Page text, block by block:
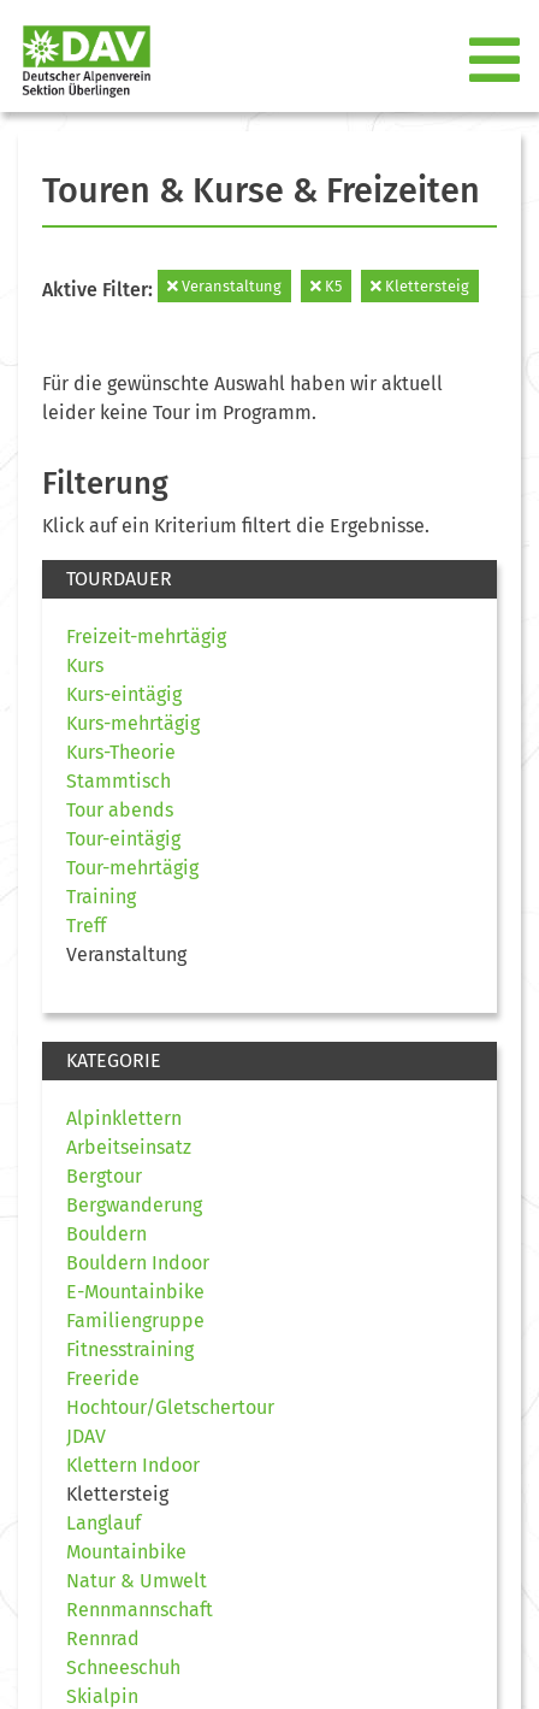
Touren & Kurse & Freizeiten
Aktive Filter: Veranstaltung K5 Klettersteig
Für die gewünschte Auswahl haben wir aktuell
leider keine Tour im Programm.
Filterung
Klick auf ein Kriterium filtert die Ergebnisse.
TOURDAUER
Freizeit-mehrtägig
Kurs
Kurs-eintägig
Kurs-mehrtägig
Kurs-Theorie
Stammtisch
Tour abends
Tour-eintägig
Tour-mehrtägig
Training
Treff
Veranstaltung
KATEGORIE
Alpinklettern
Arbeitseinsatz
Bergtour
Bergwanderung
Bouldern
Bouldern Indoor
E-Mountainbike
Familiengruppe
Fitnesstraining
Freeride
Hochtour/Gletschertour
JDAV
Klettern Indoor
Klettersteig
Langlauf
Mountainbike
Natur & Umwelt
Rennmannschaft
Rennrad
Schneeschuh
Skialpin